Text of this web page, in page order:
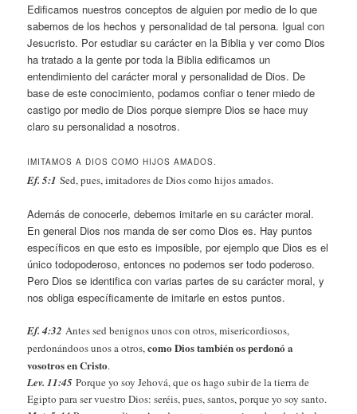
Edificamos nuestros conceptos de alguien por medio de lo que
sabemos de los hechos y personalidad de tal persona. Igual con
Jesucristo. Por estudiar su carácter en la Biblia y ver como Dios
ha tratado a la gente por toda la Biblia edificamos un
entendimiento del carácter moral y personalidad de Dios. De
base de este conocimiento, podamos confiar o tener miedo de
castigo por medio de Dios porque siempre Dios se hace muy
claro su personalidad a nosotros.
IMITAMOS A DIOS COMO HIJOS AMADOS.
Ef. 5:1Sed, pues, imitadores de Dios como hijos amados.
Además de conocerle, debemos imitarle en su carácter moral.
En general Dios nos manda de ser como Dios es. Hay puntos
específicos en que esto es imposible, por ejemplo que Dios es el
único todopoderoso, entonces no podemos ser todo poderoso.
Pero Dios se identifica con varias partes de su carácter moral, y
nos obliga específicamente de imitarle en estos puntos.
Ef. 4:32Antes sed benignos unos con otros, misericordiosos,
perdonándoos unos a otros,como Dios también os perdonó a
vosotros en Cristo.
Lev. 11:45Porque yo soy Jehová, que os hago subir de la tierra de
Egipto para ser vuestro Dios: seréis, pues, santos, porque yo soy santo.